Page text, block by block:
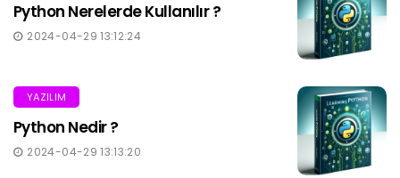
Python Nerelerde Kullanılır ?
2024-04-29 13:12:24
YAZILIM
Python Nedir ?
2024-04-29 13:13:20